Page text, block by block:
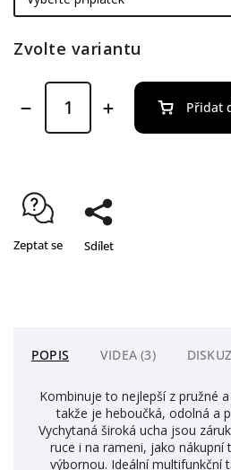
Zvolte variantu
Přidat
Zeptat se Sdílet
POPIS VIDEA (3)
Kombinuje to nejlepší z pružné
takže je heboučká, odolná a
Vychytaná široká ucha jsou
ruce i na rameni, jako nákupní
výbornou. Ideální multifunkční